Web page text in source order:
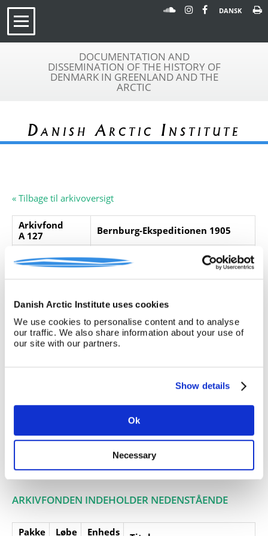
Danish Arctic Institute uses cookies
We use cookies to personalise content and to analyse
our traffic. We also share information about your use of
our site with our partners.
Show details
Ok
Necessary
DANSK
DOCUMENTATION AND
DISSEMINATION OF THE HISTORY OF
DENMARK IN GREENLAND AND THE
ARCTIC
Danish Arctic Institute
« Tilbage til arkivoversigt
Arkivfond
A 127
Bernburg-Ekspeditionen 1905
Arkivfonden indeholder en rapport
om malmundersøgelser i Upernavik
Giver:
Fællesforeningen for Danmarks
Brugsforeninger
Accessionsdato:
Note:
Ingen note registreret
Relaterede
Emneord:
ARKIVFONDEN INDEHOLDER NEDENSTÅENDE
Pakke Løbe Enheds